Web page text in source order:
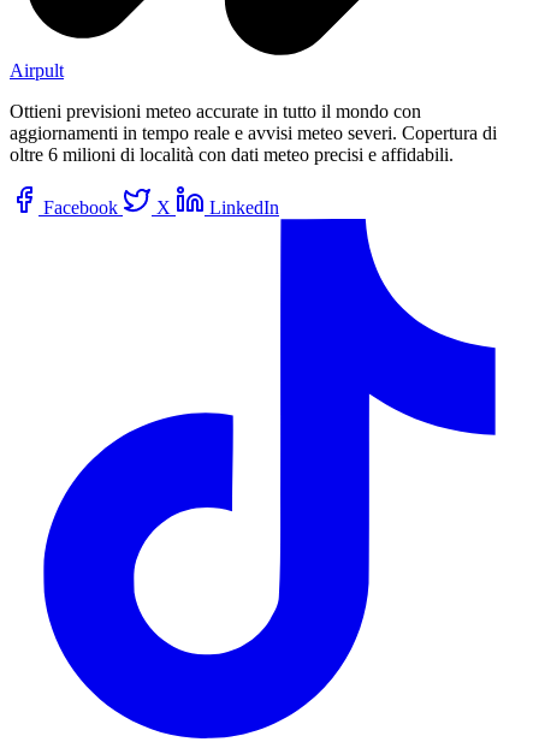
Airpult
Ottieni previsioni meteo accurate in tutto il mondo con
aggiornamenti in tempo reale e avvisi meteo severi. Copertura di
oltre 6 milioni di località con dati meteo precisi e affidabili.
Facebook X LinkedIn